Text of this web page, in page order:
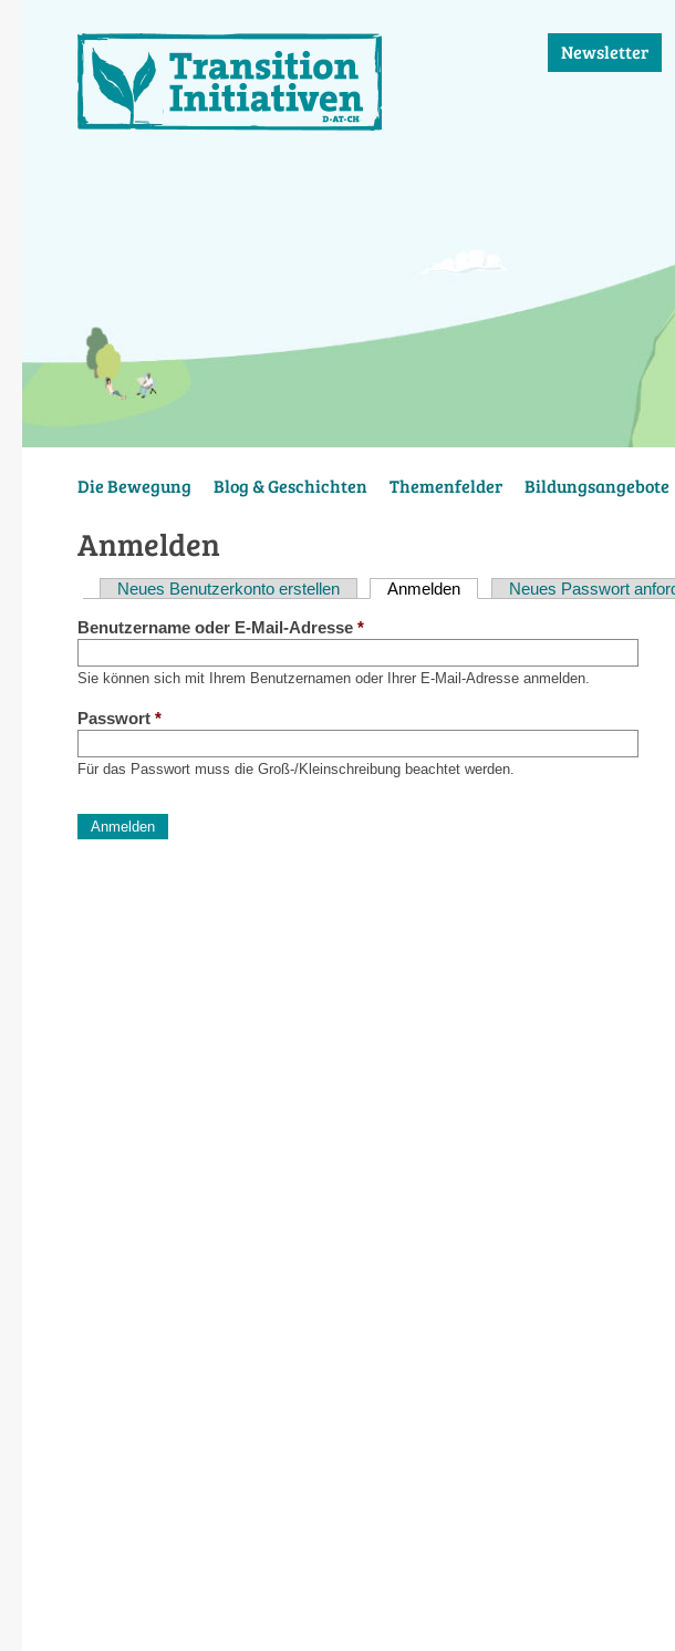
Newsletter
Die Bewegung Blog & Geschichten Themenfelder Bildungsangebote
Anmelden
Haupt-
Reiter
Neues Benutzerkonto erstellen Anmelden (aktiver Reiter)
Neues Passwort
Benutzername oder E-Mail-Adresse *
Sie können sich mit Ihrem Benutzernamen oder Ihrer E-Mail-Adresse anmelden.
Passwort *
Für das Passwort muss die Groß-/Kleinschreibung beachtet werden.
Diese Sicherheitsfrage überprüft, ob Sie ein menschlicher Besucher sind und